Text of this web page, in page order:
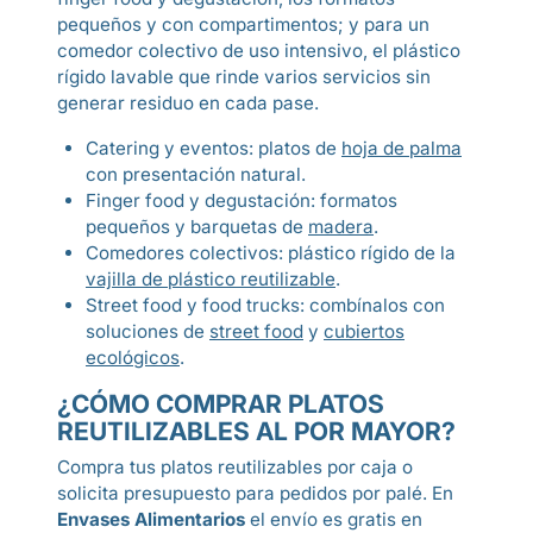
pequeños y con compartimentos; y para un
comedor colectivo de uso intensivo, el plástico
rígido lavable que rinde varios servicios sin
generar residuo en cada pase.
Catering y eventos: platos de hoja de palma
con presentación natural.
Finger food y degustación: formatos
pequeños y barquetas de madera.
Comedores colectivos: plástico rígido de la
vajilla de plástico reutilizable.
Street food y food trucks: combínalos con
soluciones de street food y cubiertos
ecológicos.
¿CÓMO COMPRAR PLATOS
REUTILIZABLES AL POR MAYOR?
Compra tus platos reutilizables por caja o
solicita presupuesto para pedidos por palé. En
Envases Alimentarios el envío es gratis en